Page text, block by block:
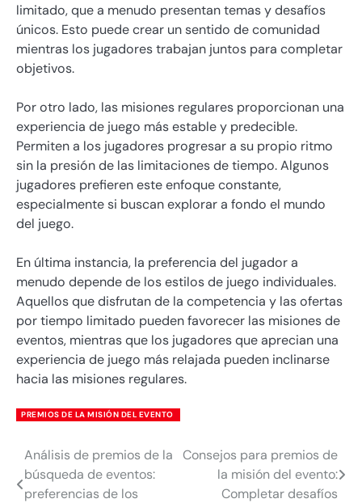
limitado, que a menudo presentan temas y desafíos
únicos. Esto puede crear un sentido de comunidad
mientras los jugadores trabajan juntos para completar
objetivos.
Por otro lado, las misiones regulares proporcionan una
experiencia de juego más estable y predecible.
Permiten a los jugadores progresar a su propio ritmo
sin la presión de las limitaciones de tiempo. Algunos
jugadores prefieren este enfoque constante,
especialmente si buscan explorar a fondo el mundo
del juego.
En última instancia, la preferencia del jugador a
menudo depende de los estilos de juego individuales.
Aquellos que disfrutan de la competencia y las ofertas
por tiempo limitado pueden favorecer las misiones de
eventos, mientras que los jugadores que aprecian una
experiencia de juego más relajada pueden inclinarse
hacia las misiones regulares.
PREMIOS DE LA MISIÓN DEL EVENTO
Post
navigation
Análisis de premios de la
búsqueda de eventos:
preferencias de los
Consejos para premios de
la misión del evento:
Completar desafíos